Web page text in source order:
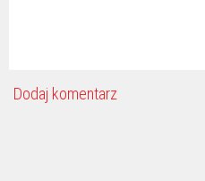
Dodaj komentarz